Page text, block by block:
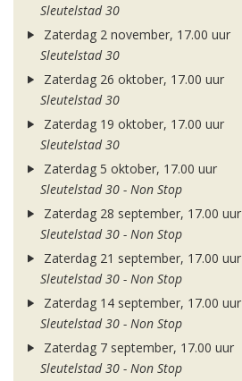
Sleutelstad 30
Zaterdag 2 november, 17.00 uur
Sleutelstad 30
Zaterdag 26 oktober, 17.00 uur
Sleutelstad 30
Zaterdag 19 oktober, 17.00 uur
Sleutelstad 30
Zaterdag 5 oktober, 17.00 uur
Sleutelstad 30 - Non Stop
Zaterdag 28 september, 17.00 uur
Sleutelstad 30 - Non Stop
Zaterdag 21 september, 17.00 uur
Sleutelstad 30 - Non Stop
Zaterdag 14 september, 17.00 uur
Sleutelstad 30 - Non Stop
Zaterdag 7 september, 17.00 uur
Sleutelstad 30 - Non Stop